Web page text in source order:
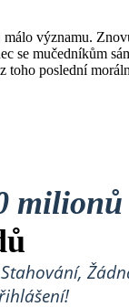
významu.
se mučedníkům
toho poslední
milionů